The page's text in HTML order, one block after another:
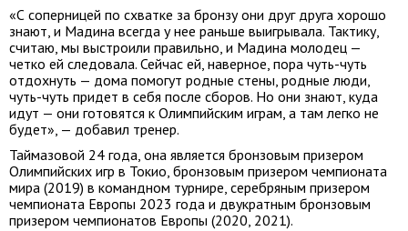
«С соперницей по схватке за бронзу они друг друга хорошо
знают, и Мадина всегда у нее раньше выигрывала. Тактику,
считаю, мы выстроили правильно, и Мадина молодец —
четко ей следовала. Сейчас ей, наверное, пора чуть-чуть
отдохнуть — дома помогут родные стены, родные люди,
чуть-чуть придет в себя после сборов. Но они знают, куда
идут — они готовятся к Олимпийским играм, а там легко не
будет», — добавил тренер.
Таймазовой 24 года, она является бронзовым призером
Олимпийских игр в Токио, бронзовым призером чемпионата
мира (2019) в командном турнире, серебряным призером
чемпионата Европы 2023 года и двукратным бронзовым
призером чемпионатов Европы (2020, 2021).